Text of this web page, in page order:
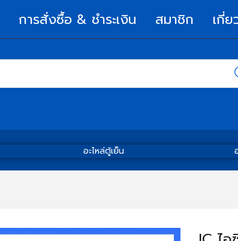
การสั่งซื้อ & ชำระเงิน สมาชิก เกี่ย
อะไหล่ตู้เย็น